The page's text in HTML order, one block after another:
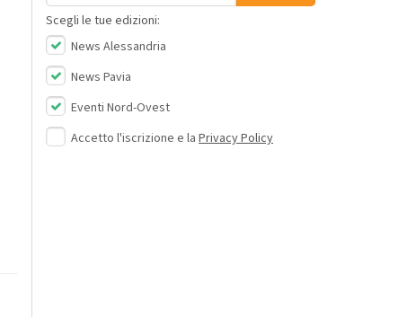
Scegli le tue edizioni:
News Alessandria
News Pavia
Eventi Nord-Ovest
Accetto l'iscrizione e la Privacy Policy